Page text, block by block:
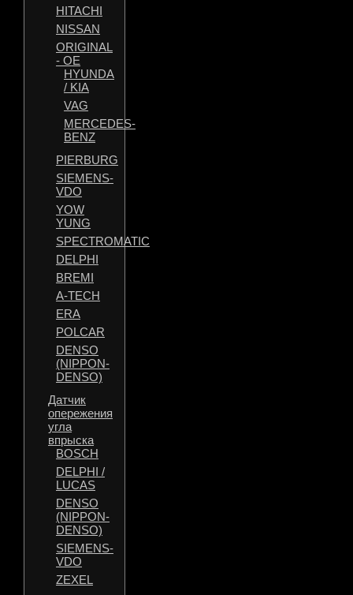
HITACHI
NISSAN
ORIGINAL
- OE
HYUNDA
/ KIA
VAG
MERCEDES-
BENZ
PIERBURG
SIEMENS-
VDO
YOW
YUNG
SPECTROMATIC
DELPHI
BREMI
A-TECH
ERA
POLCAR
DENSO
(NIPPON-
DENSO)
Датчик
опережения
угла
впрыска
BOSCH
DELPHI /
LUCAS
DENSO
(NIPPON-
DENSO)
SIEMENS-
VDO
ZEXEL